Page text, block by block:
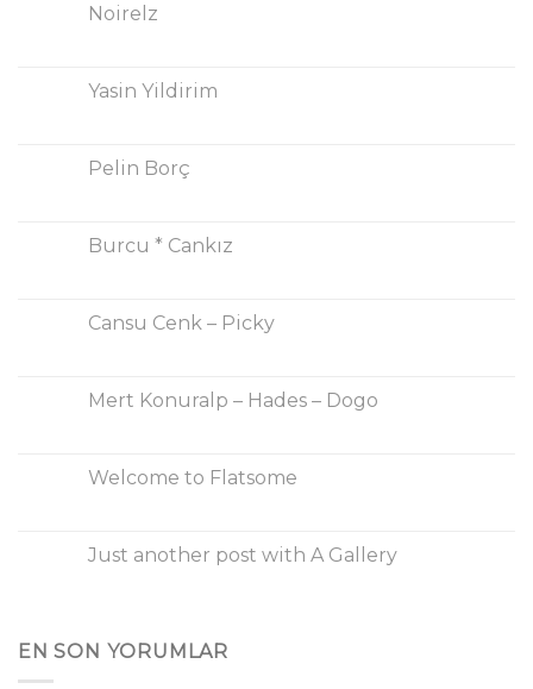
Noirelz
Yasin Yildirim
Pelin Borç
Burcu * Cankız
Cansu Cenk – Picky
Mert Konuralp – Hades – Dogo
Welcome to Flatsome
Just another post with A Gallery
EN SON YORUMLAR